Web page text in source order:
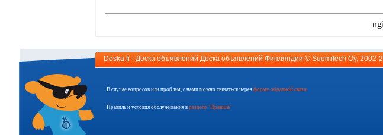
Doska.fi - Доска объявлений Доска объявлений Финляндии © Suomitech Oy, 2002-
В случае вопросов или проблем, с нами можно связаться через форму обратной связи
Правила и условия обслуживания в разделе "Правила"